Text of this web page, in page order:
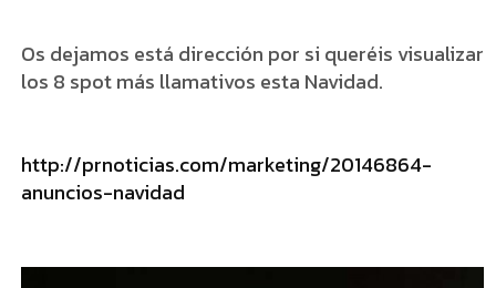
Os dejamos está dirección por si queréis visualizar
los 8 spot más llamativos esta Navidad.
http://prnoticias.com/marketing/20146864-
anuncios-navidad